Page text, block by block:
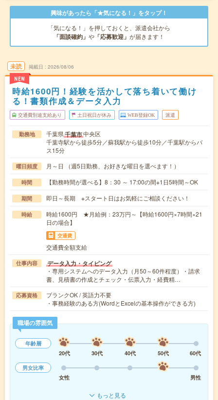
興味があったら「★気になる！」をタップ！
「気になる！」を押しておくと、派遣会社から
「面談確約」 や 「応募歓迎」 が届きます！
未読
NEW
掲載日 2026/08/06
時給1600円！経験を活かして落ち着いて働け
る！書類作成＆データ入力
交通費別途支給あり 土日祝日が休み WEB登録OK 派遣
勤務地 千葉県千葉市中央区
千葉寺駅から徒歩5分／蘇我駅から徒歩10分／千葉駅からバ
ス15分
曜日頻度 月～日 （週5日勤務、お好きな曜日を選べます！）
時間 【勤務時間が選べる】8：30 ～ 17:00の間※1日5時間～OK
期間 即日～長期 ※スタート日はお気軽にご相談ください！
時給
時給1600円 ★月給例：23万円～【時給1600円×7時間×21
日の場合】
交通費
交通費全額支給
仕事内容 データ入力・タイピング
・専用システムへのデータ入力（月50～60件程度）・請求
書、見積書の作成とチェック・伝票入力・経費精…
応募資格
ブランクOK / 英語力不要
・事務経験のある方(WordとExcelの基本操作ができる方)
職場の雰囲気
年齢層
20代
30代 40代 50代
60代
男女比率
女性
男性
もっと見る